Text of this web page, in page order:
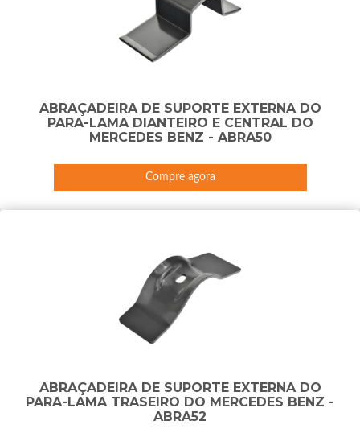
ABRAÇADEIRA DE SUPORTE EXTERNA DO
PARA-LAMA DIANTEIRO E CENTRAL DO
MERCEDES BENZ - ABRA50
Compre agora
ABRAÇADEIRA DE SUPORTE EXTERNA DO
PARA-LAMA TRASEIRO DO MERCEDES BENZ -
ABRA52